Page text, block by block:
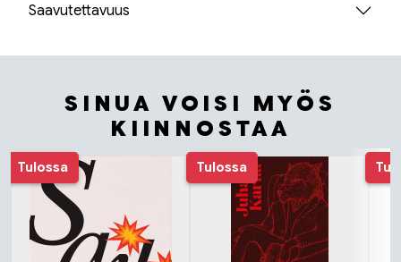
Saavutettavuus
SINUA VOISI MYÖS
KIINNOSTAA
Tuoteluettelon alku
Tulossa Tulossa